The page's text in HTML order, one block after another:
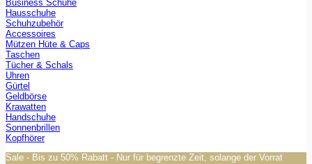
Business Schuhe
Hausschuhe
Schuhzubehör
Accessoires
Mützen Hüte & Caps
Taschen
Tücher & Schals
Uhren
Gürtel
Geldbörse
Krawatten
Handschuhe
Sonnenbrillen
Kopfhörer
Sale - Bis zu 50% Rabatt - Nur für begrenzte Zeit, solange der Vorrat